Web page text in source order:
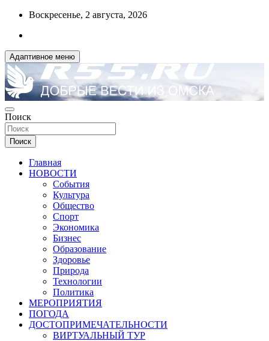
Перейти
содержимому
Воскресенье, 2 августа, 2026
Адаптивное меню
R55.RU
ДОБРЫЕ ВЕСТИ ИЗ ОМСКА
Поиск
Поиск
Главная
НОВОСТИ
События
Культура
Общество
Спорт
Экономика
Бизнес
Образование
Здоровье
Природа
Технологии
Политика
МЕРОПРИЯТИЯ
ПОГОДА
ДОСТОПРИМЕЧАТЕЛЬНОСТИ
ВИРТУАЛЬНЫЙ ТУР